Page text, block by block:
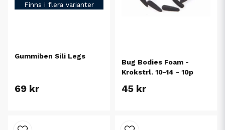
Finns i flera varianter
Gummiben Sili Legs
69 kr
Bug Bodies Foam -
Krokstrl. 10-14 - 10p
45 kr